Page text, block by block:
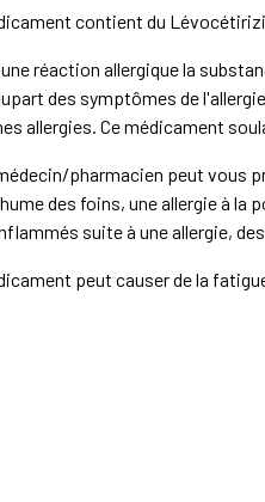
contient du
réaction allergique la
des symptômes de
allergies. Ce médicament
pharmacien peut vous
des foins, une allergie à la
suite à une allergie,
peut causer de la